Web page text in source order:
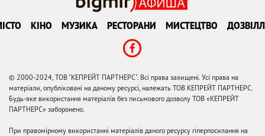
КІНО МУЗИКА РЕСТОРАНИ МИСТЕЦТВО
© 2000-2024, ТОВ "КЕПРЕЙТ ПАРТНЕРС". Всі права захищені. Усі права на
матеріали, опубліковані на даному ресурсі, належать ТОВ КЕПРЕЙТ ПАРТНЕРС.
Будь-яке використання матеріалів без письмового дозволу ТОВ «КЕПРЕЙТ
ПАРТНЕРС» заборонено.
При правомірному використанні матеріалів даного ресурсу гіперпосилання на